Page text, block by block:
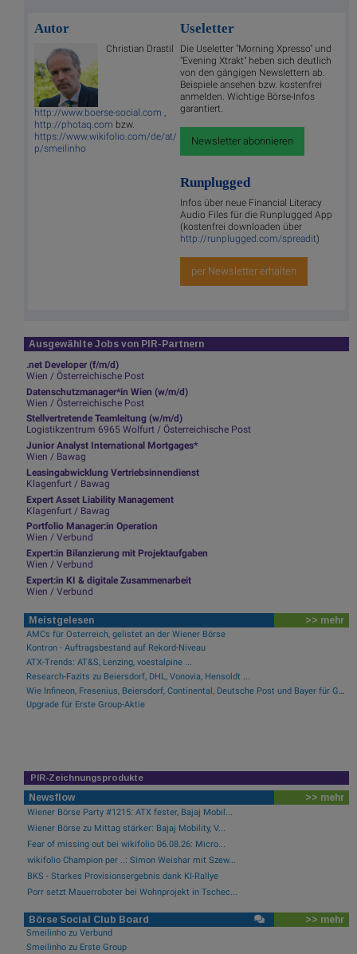
Autor
Christian Drastil
http://www.boerse-social.com ,
http://photaq.com bzw.
https://www.wikifolio.com/de/at/
p/smeilinho
Useletter
Die Useletter "Morning Xpresso" und
"Evening Xtrakt" heben sich deutlich
von den gängigen Newslettern ab.
Beispiele ansehen bzw. kostenfrei
anmelden. Wichtige Börse-Infos
garantiert.
Newsletter abonnieren
Runplugged
Infos über neue Financial Literacy
Audio Files für die Runplugged App
(kostenfrei downloaden über
http://runplugged.com/spreadit)
per Newsletter erhalten
Ausgewählte Jobs von PIR-Partnern
.net Developer (f/m/d)
Wien / Österreichische Post
Datenschutzmanager*in Wien (w/m/d)
Wien / Österreichische Post
Stellvertretende Teamleitung (w/m/d)
Logistikzentrum 6965 Wolfurt / Österreichische Post
Junior Analyst International Mortgages*
Wien / Bawag
Leasingabwicklung Vertriebsinnendienst
Klagenfurt / Bawag
Expert Asset Liability Management
Klagenfurt / Bawag
Portfolio Manager:in Operation
Wien / Verbund
Expert:in Bilanzierung mit Projektaufgaben
Wien / Verbund
Expert:in KI & digitale Zusammenarbeit
Wien / Verbund
Meistgelesen >> mehr
AMCs für Österreich, gelistet an der Wiener Börse
Kontron - Auftragsbestand auf Rekord-Niveau
ATX-Trends: AT&S, Lenzing, voestalpine ...
Research-Fazits zu Beiersdorf, DHL, Vonovia, Hensoldt ...
Upgrade für Erste Group-Aktie
PIR-Zeichnungsprodukte
Newsflow >> mehr
Wiener Börse Party #1215: ATX fester, Bajaj Mobil...
Wiener Börse zu Mittag stärker: Bajaj Mobility, V...
Fear of missing out bei wikifolio 06.08.26: Micro...
wikifolio Champion per ..: Simon Weishar mit Szew...
BKS - Starkes Provisionsergebnis dank KI-Rallye
Porr setzt Mauerroboter bei Wohnprojekt in Tschec...
Börse Social Club Board >> mehr
Smeilinho zu Verbund
Smeilinho zu Erste Group